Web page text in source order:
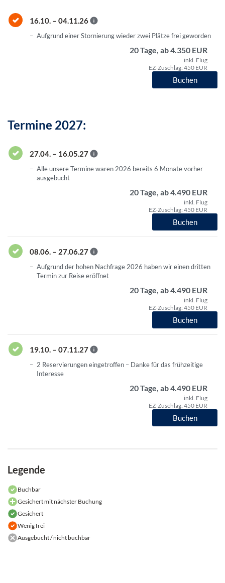
16.10. – 04.11.26
Aufgrund einer Stornierung wieder zwei Plätze frei geworden
20 Tage, ab 4.350 EUR
inkl. Flug
EZ-Zuschlag: 450 EUR
Buchen
Termine 2027:
27.04. – 16.05.27
Alle unsere Termine waren 2026 bereits 6 Monate vorher
ausgebucht
20 Tage, ab 4.490 EUR
inkl. Flug
EZ-Zuschlag: 450 EUR
Buchen
08.06. – 27.06.27
Aufgrund der hohen Nachfrage 2026 haben wir einen dritten
Termin zur Reise eröffnet
20 Tage, ab 4.490 EUR
inkl. Flug
EZ-Zuschlag: 450 EUR
Buchen
19.10. – 07.11.27
2 Reservierungen eingetroffen – Danke für das frühzeitige
Interesse
20 Tage, ab 4.490 EUR
inkl. Flug
EZ-Zuschlag: 450 EUR
Buchen
Legende
Buchbar
Gesichert mit nächster Buchung
Gesichert
Wenig frei
Ausgebucht / nicht buchbar